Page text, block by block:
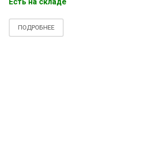
Есть на складе
ПОДРОБНЕЕ